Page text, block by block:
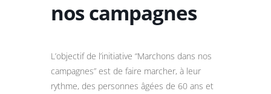
nos campagnes
L’objectif de l’initiative “Marchons dans nos
campagnes” est de faire marcher, à leur
rythme, des personnes âgées de 60 ans et